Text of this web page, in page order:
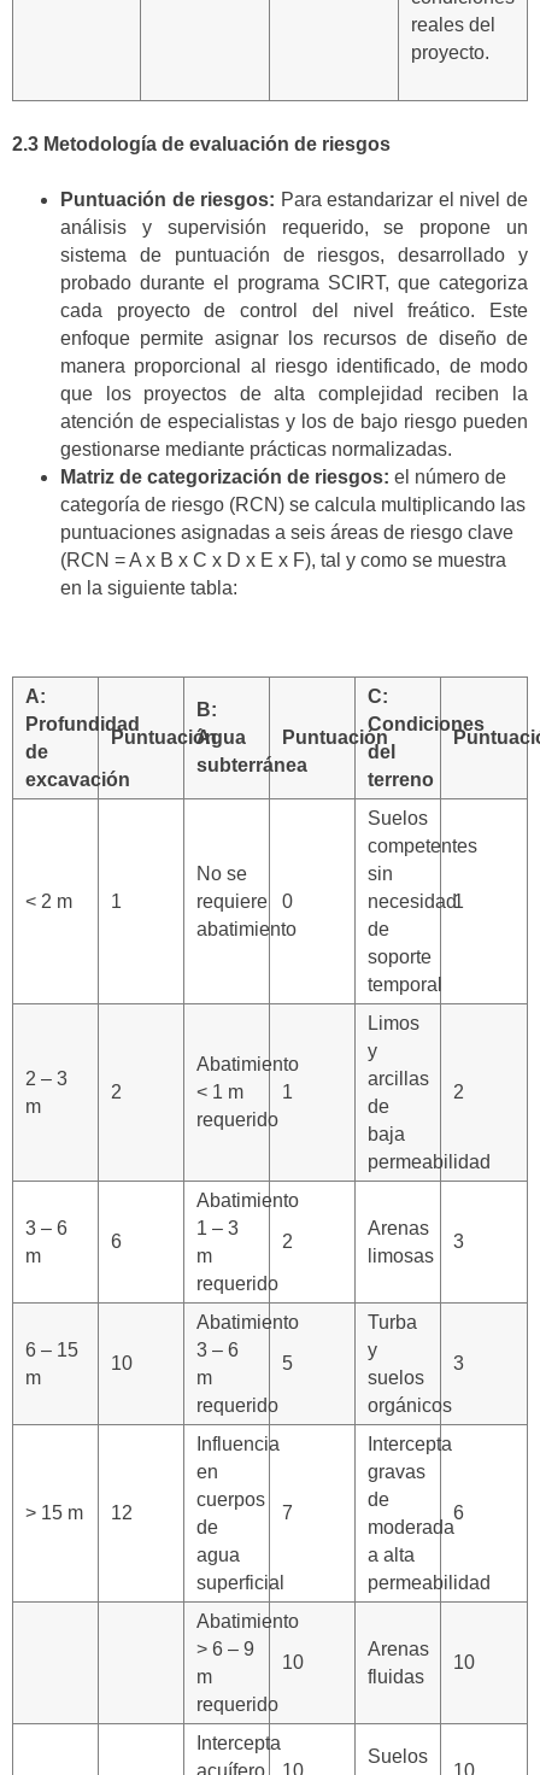
reales del
proyecto.
2.3 Metodología de evaluación de riesgos
Puntuación de riesgos: Para estandarizar el nivel de
análisis y supervisión requerido, se propone un
sistema de puntuación de riesgos, desarrollado y
probado durante el programa SCIRT, que categoriza
cada proyecto de control del nivel freático. Este
enfoque permite asignar los recursos de diseño de
manera proporcional al riesgo identificado, de modo
que los proyectos de alta complejidad reciben la
atención de especialistas y los de bajo riesgo pueden
gestionarse mediante prácticas normalizadas.
Matriz de categorización de riesgos: el número de
categoría de riesgo (RCN) se calcula multiplicando las
puntuaciones asignadas a seis áreas de riesgo clave
(RCN = A x B x C x D x E x F), tal y como se muestra
en la siguiente tabla:
A:
Profundidad
de
excavación
Puntuación
B:
Agua
subterránea
Puntuación
C:
Condiciones
del
terreno
< 2 m 1
No se
requiere
abatimiento
0
Suelos
competentes
sin
necesidad
de
soporte
temporal
1
2 – 3
m
2
Abatimiento
< 1 m
requerido
1
Limos
y
arcillas
de
baja
permeabilidad
2
3 – 6
m
6
Abatimiento
1 – 3
m
requerido
2
Arenas
limosas
3
6 – 15
m
10
Abatimiento
3 – 6
m
requerido
5
Turba
y
suelos
orgánicos
3
> 15 m 12
Influencia
en
cuerpos
de
agua
superficial
7
Intercepta
gravas
de
moderada
a alta
permeabilidad
6
Abatimiento
> 6 – 9
m
requerido
10
Arenas
fluidas
10
Intercepta
acuífero
10
Suelos
10